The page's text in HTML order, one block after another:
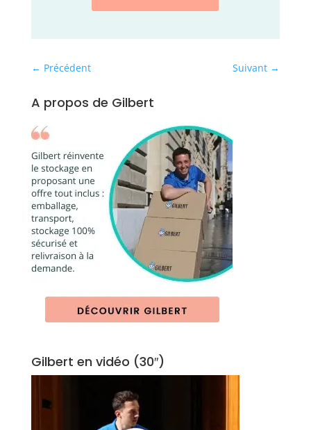
← Précédent Suivant →
A propos de Gilbert
Gilbert en vidéo (30″)